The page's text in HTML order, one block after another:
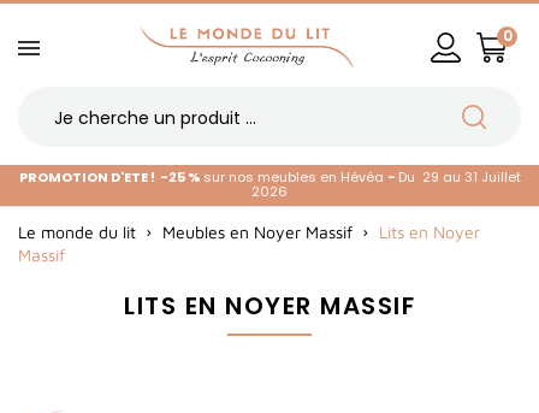
0
PROMOTION D'ETE ! -25 % sur nos meubles en Hévéa - Du 29 au 31 Juillet
2026
Le monde du lit Meubles en Noyer Massif
Lits en Noyer
Massif
LITS EN NOYER MASSIF